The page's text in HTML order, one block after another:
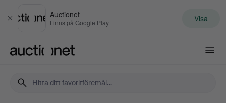
Stäng
Auctionet
Finns på Google Play Visa